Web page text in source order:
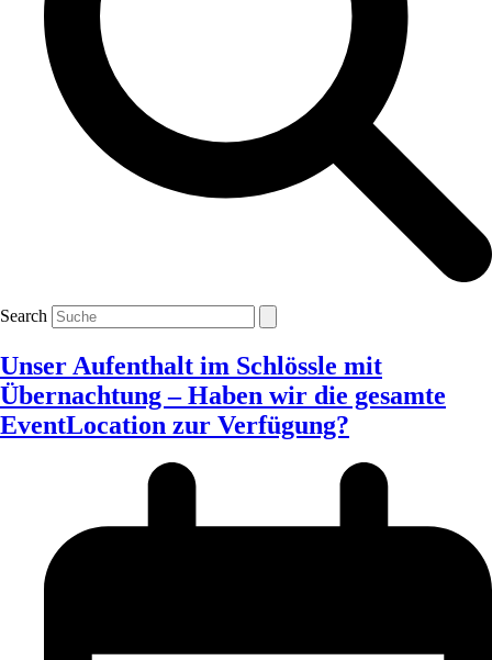
Search
Unser Aufenthalt im Schlössle mit
Übernachtung – Haben wir die gesamte
EventLocation zur Verfügung?